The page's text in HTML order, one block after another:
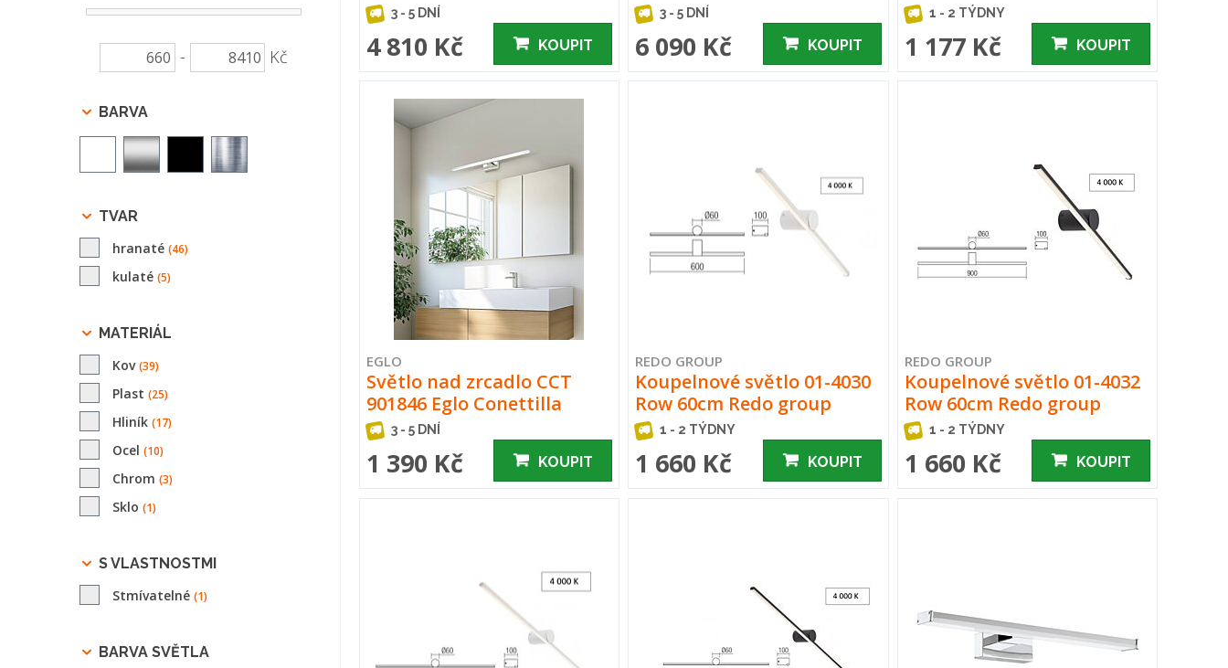
- Kč
BARVA
Chrom Stříbrná
TVAR
hranaté (46)
kulaté (5)
MATERIÁL
Kov(39)
Plast (25)
Hliník (17)
Ocel (10)
Chrom (3)
Sklo (1)
S VLASTNOSTMI
Stmívatelné (1)
BARVA SVĚTLA
3 - 5 DNÍ
4 810 Kč KOUPIT
3 - 5 DNÍ
6 090 Kč KOUPIT
1 - 2 TÝDNY
1 177 Kč KOUPIT
EGLO
Světlo nad zrcadlo CCT
901846 Eglo Conettilla
3 - 5 DNÍ
1 390 Kč KOUPIT
REDO GROUP
Koupelnové světlo 01-4030
Row 60cm Redo group
1 - 2 TÝDNY
1 660 Kč KOUPIT
REDO GROUP
Koupelnové světlo 01-4032
Row 60cm Redo group
1 - 2 TÝDNY
1 660 Kč KOUPIT